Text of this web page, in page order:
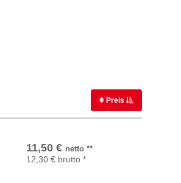
Preis
11,50 € netto**
12,30 € brutto *
In den Warenkorb